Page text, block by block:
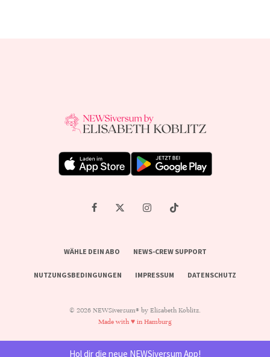
WÄHLE DEIN ABO NEWS-CREW SUPPORT
NUTZUNGSBEDINGUNGEN IMPRESSUM DATENSCHUTZ
© 2026 NEWSiversum® by Elisabeth Koblitz.
Made with ♥ in Hamburg
Hol dir die neue NEWSiversum App!